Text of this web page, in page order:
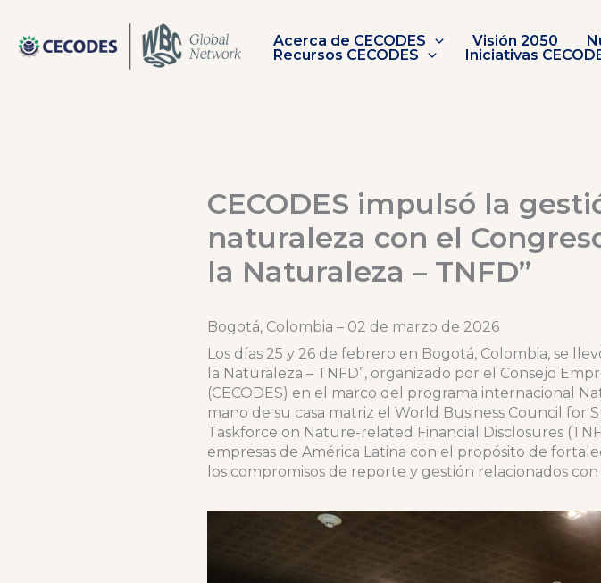
contenido
Acerca de CECODES Visión 2050
Recursos CECODES
Iniciativas
CECODES impulsó la
naturaleza con el
la Naturaleza – TNFD”
Bogotá, Colombia – 02 de marzo de 2026
Los días 25 y 26 de febrero en Bogotá, Colombia, se
la Naturaleza – TNFD”, organizado por el Consejo
(CECODES) en el marco del programa internacional
mano de su casa matriz el World Business Council for
Taskforce on Nature-related Financial Disclosures
empresas de América Latina con el propósito de
los compromisos de reporte y gestión relacionados